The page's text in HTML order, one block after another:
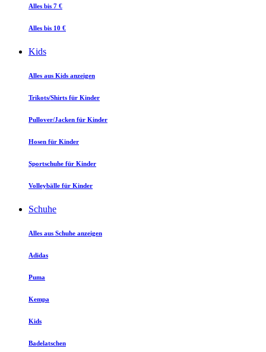
Alles bis 7 €
Alles bis 10 €
Kids
Alles aus Kids anzeigen
Trikots/Shirts für Kinder
Pullover/Jacken für Kinder
Hosen für Kinder
Sportschuhe für Kinder
Volleybälle für Kinder
Schuhe
Alles aus Schuhe anzeigen
Adidas
Puma
Kempa
Kids
Badelatschen